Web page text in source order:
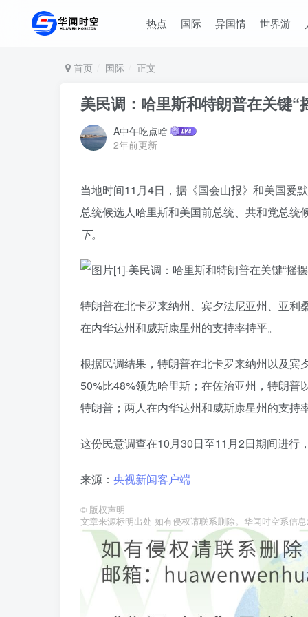
热点 国际 异国情 世界游
首页 国际 正文
美民调：哈里斯和特朗普在关键“
A中午吃点啥
2年前更新
当地时间11月4日，据《国会山报》和美国爱
总统候选人哈里斯和美国前总统、共和党总统
下。
特朗普在北卡罗来纳州、宾夕法尼亚州、亚
在内华达州和威斯康星州的支持率持平。
根据民调结果，特朗普在北卡罗来纳州以及
50%比48%领先哈里斯；在佐治亚州，特朗
特朗普；两人在内华达州和威斯康星州的支持
这份民意调查在10月30日至11月2日期间进行
来源： 央视新闻客户端
© 版权声明
文章来源标明出处 如有侵权请联系删除。华闻时空系信